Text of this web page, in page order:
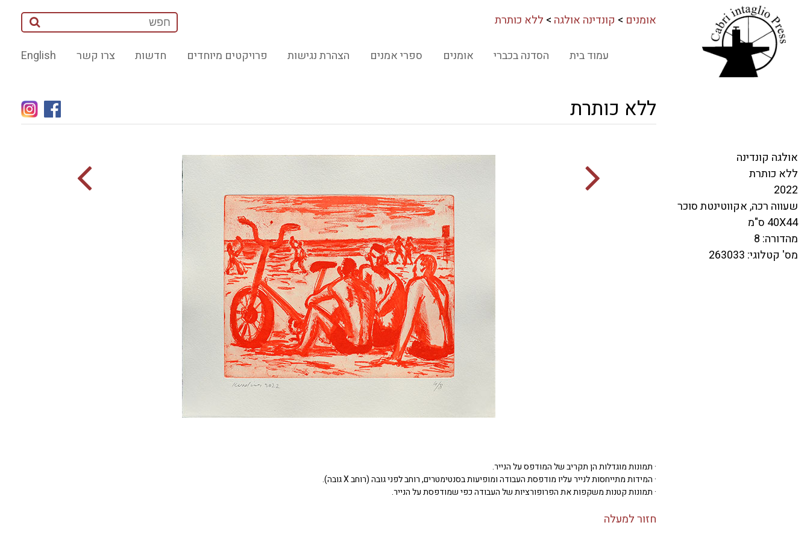
אומנים > קונדינה אולגה > ללא כותרת
English צרו קשר חדשות פרויקטים מיוחדים הצהרת נגישות ספרי אמנים אומנים הסדנה בכברי עמוד בית
ללא כותרת
· תמונות מוגדלות הן תקריב של המודפס על הנייר.
· המידות מתייחסות לנייר עליו מודפסת העבודה ומופיעות בסנטימטרים, רוחב לפני גובה (רוחב X גובה).
· תמונות קטנות משקפות את הפרופורציות של העבודה כפי שמודפסת על הנייר.
חזור למעלה
אולגה קונדינה
ללא כותרת
2022
שעווה רכה, אקווטינטת סוכר
40X44 ס"מ
מהדורה: 8
מס' קטלוגי: 263033